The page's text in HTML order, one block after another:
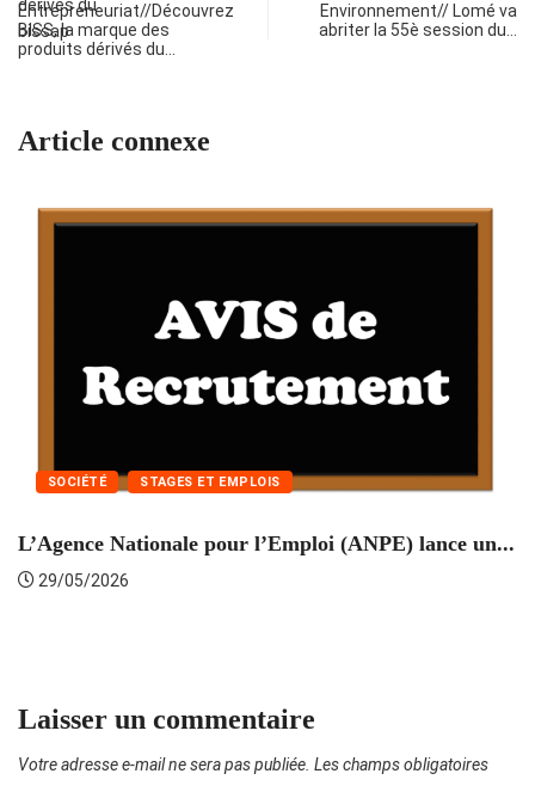
Entrepreneuriat//Découvrez
BISS, la marque des
produits dérivés du…
Environnement// Lomé va
abriter la 55è session du…
Article connexe
SOCIÉTÉ STAGES ET EMPLOIS
L’Agence Nationale pour l’Emploi (ANPE) lance un...
29/05/2026
Laisser un commentaire
Votre adresse e-mail ne sera pas publiée. Les champs obligatoires